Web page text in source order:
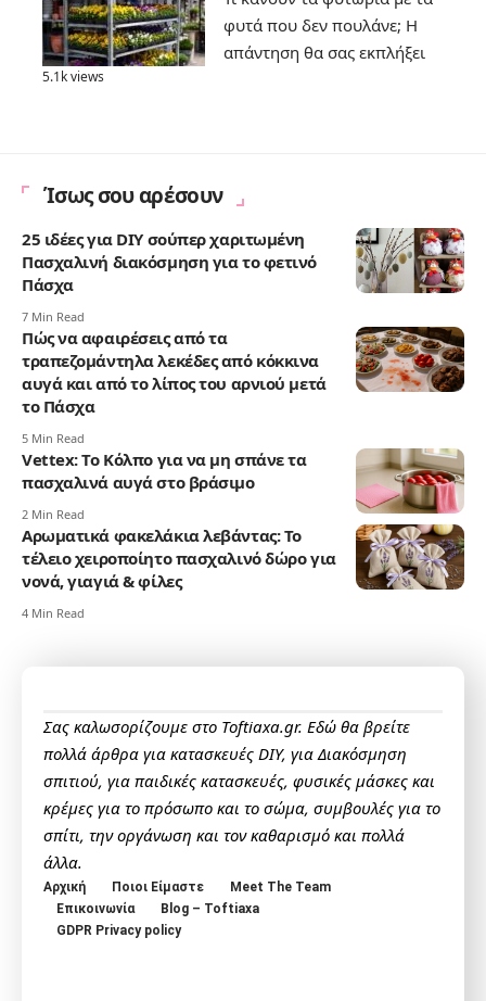
φυτά που δεν πουλάνε; Η
απάντηση θα σας εκπλήξει
5.1k views
Ίσως σου αρέσουν
25 ιδέες για DIY σούπερ χαριτωμένη
Πασχαλινή διακόσμηση για το φετινό
Πάσχα
7 Min Read
Πώς να αφαιρέσεις από τα
τραπεζομάντηλα λεκέδες από κόκκινα
αυγά και από το λίπος του αρνιού μετά
το Πάσχα
5 Min Read
Vettex: Το Κόλπο για να μη σπάνε τα
πασχαλινά αυγά στο βράσιμο
2 Min Read
Αρωματικά φακελάκια λεβάντας: Το
τέλειο χειροποίητο πασχαλινό δώρο για
νονά, γιαγιά & φίλες
4 Min Read
Σας καλωσορίζουμε στο Toftiaxa.gr. Εδώ θα βρείτε
πολλά άρθρα για κατασκευές DIY, για Διακόσμηση
σπιτιού, για παιδικές κατασκευές, φυσικές μάσκες και
κρέμες για το πρόσωπο και το σώμα, συμβουλές για το
σπίτι, την οργάνωση και τον καθαρισμό και πολλά
άλλα.
Αρχική Ποιοι Είμαστε
Meet The Team
Επικοινωνία
Blog – Toftiaxa
GDPR Privacy policy